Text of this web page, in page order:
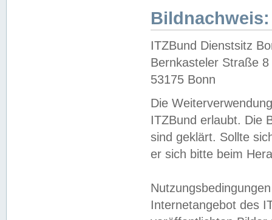
Bildnachweis:
ITZBund Dienstsitz
Bernkasteler Straße 8
53175 Bonn
Die
ITZBund erlaubt. Die
sind geklärt. Sollte
er sich bitte beim
Internetangebot des